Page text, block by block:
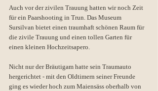
Auch vor der zivilen Trauung hatten wir noch Zeit
für ein Paarshooting in Trun. Das Museum
Sursilvan bietet einen traumhaft schönen Raum für
die zivile Trauung und einen tollen Garten für
einen kleinen Hochzeitsapero.
Nicht nur der Bräutigam hatte sein Traumauto
hergerichtet - mit den Oldtimern seiner Freunde
ging es wieder hoch zum Maiensäss oberhalb von